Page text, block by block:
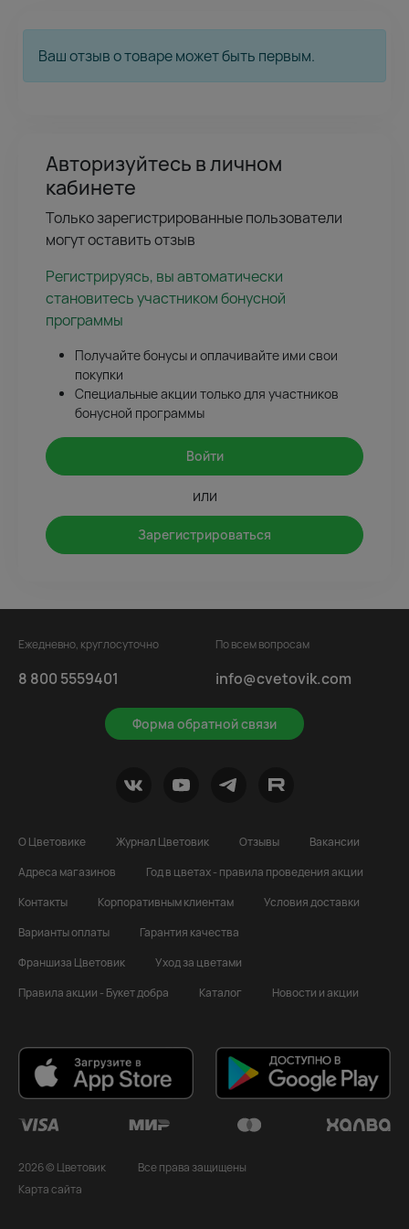
Ваш отзыв о товаре может быть первым.
Авторизуйтесь в личном
кабинете
Только зарегистрированные пользователи
могут оставить отзыв
Регистрируясь, вы автоматически
становитесь участником бонусной
программы
Получайте бонусы и оплачивайте ими свои
покупки
Специальные акции только для участников
бонусной программы
Войти
или
Зарегистрироваться
Ежедневно, круглосуточно
8 800 5559401
Форма обратной связи
По всем вопросам
info@cvetovik.com
О Цветовике Журнал Цветовик Отзывы
Вакансии
Адреса магазинов
Год в цветах - правила проведения акции
Контакты
Корпоративным клиентам
Условия доставки
Варианты оплаты
Гарантия качества
Франшиза Цветовик
Уход за цветами
Правила акции - Букет добра
Каталог Новости и акции
2026 © Цветовик
Все права защищены
Карта сайта